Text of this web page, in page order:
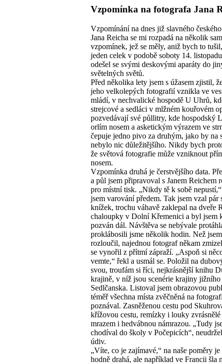
Vzpomínka na fotografa Jana
Vzpomínání na dnes již slavného
Jana Reicha se mi rozpadá na několik
vzpomínek, jež se měly, aniž bych to
jeden celek v podobě soboty 14.
odešel se svými deskovými aparáty do
světelných světů.
Před několika lety jsem s úžasem zjistil,
jeho velkolepých fotografií vznikla ve
mládí, v nechvalické hospodě U Uhrů,
strejcové a sedláci v mlžném kouřovém
pozvedávají své půllitry, kde hospodský
orlím nosem a asketickým výrazem ve
čepuje jedno pivo za druhým, jako by na
nebylo nic důležitějšího. Nikdy bych
že světová fotografie může vzniknout
nosem.
Vzpomínka druhá je čerstvějšího data.
a půl jsem připravoval s Janem Reichem
pro místní tisk. „Nikdy tě k sobě
jsem varování předem. Tak jsem vzal pár
knížek, trochu váhavě zaklepal na dveře
chaloupky v Dolní Křemenici a byl jsem
pozván dál. Návštěva se nebývale
proklábosili jsme několik hodin. Než
rozloučil, najednou fotograf někam
se vynořil z přítmí zápraží. „Aspoň si
vemte,“ řekl a usmál se. Položil na
svou, troufám si říci, nejkrásnější knihu
krajině, v níž jsou scenérie krajiny jižního
Sedlčanska. Listoval jsem obrazovou
téměř všechna místa zvěčněná na
poznával. Zasněženou cestu pod
křížovou cestu, remízky i louky
mrazem i hedvábnou námrazou. „Tudy
chodíval do školy v Počepicích“,
údiv.
„Víte, co je zajímavé,“ na naše poměry
hodně drahá, ale například ve Francii šla